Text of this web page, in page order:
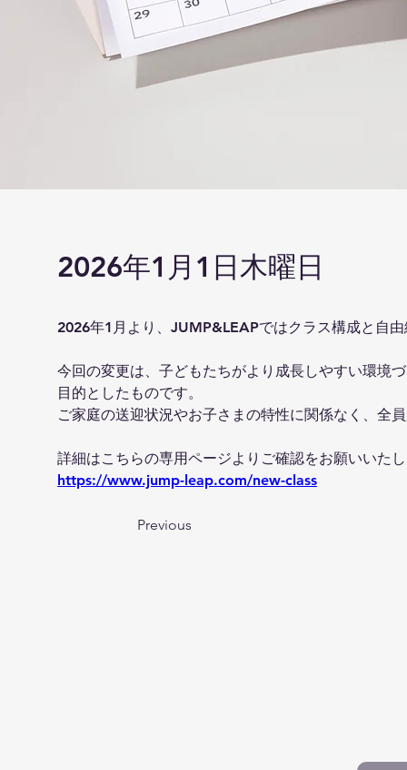
2026年1月1日木曜日
2026年1月より、JUMP&LEAPではクラス構成と自
今回の変更は、子どもたちがより成長しやすい環境
目的としたものです。
ご家庭の送迎状況やお子さまの特性に関係なく、全
詳細はこちらの専用ページよりご確認をお願いいた
https://www.jump-leap.com/new-class
Previous